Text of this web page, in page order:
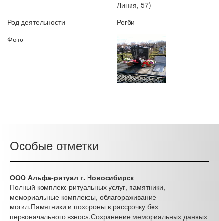
Линия, 57)
Род деятельности
Регби
Фото
Особые отметки
ООО Альфа-ритуал г. Новосибирск
Полный комплекс ритуальных услуг, памятники,
мемориальные комплексы, облагораживание
могил.Памятники и похороны в рассрочку без
первоначального взноса.Сохранение мемориальных данных